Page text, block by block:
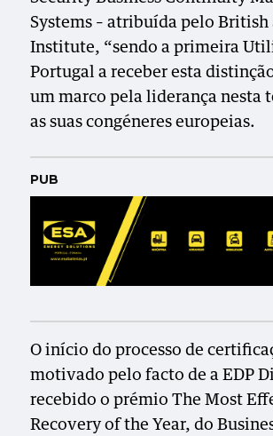
Systems – atribuída pelo British
Institute, “sendo a primeira
Portugal a receber esta
um marco pela liderança nesta
as suas congéneres europeias.
PUB
O início do processo de
motivado pelo facto de a EDP
recebido o prémio The Most
Recovery of the Year, do